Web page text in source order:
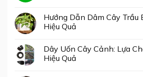
Hướng Dẫn Dâm Cây Trầu
Hiệu Quả
Dây Uốn Cây Cảnh: Lựa
Hiệu Quả